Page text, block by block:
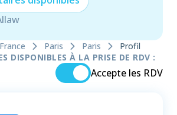
Paris Paris
Profil
DISPONIBLES À LA PRISE DE RDV :
Accepte les RDV